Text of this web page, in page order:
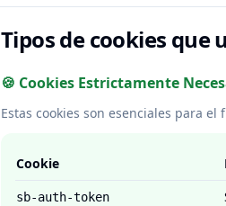
Tipos de cookies que
🍪 Cookies Estrictamente
Estas cookies son esenciales para
Cookie
sb-auth-token